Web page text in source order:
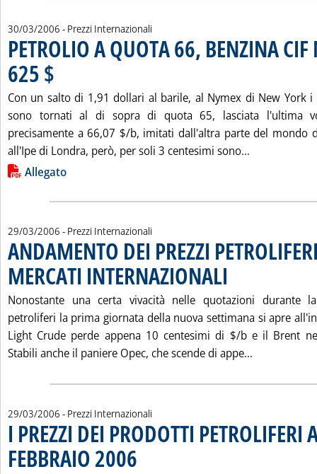
30/03/2006 - Prezzi Internazionali
PETROLIO A QUOTA 66, BENZINA CIF
625 $
Con un salto di 1,91 dollari al barile, al Nymex di New York
sono tornati al di sopra di quota 65, lasciata l'ultima
precisamente a 66,07 $/b, imitati dall'altra parte del mondo
all'Ipe di Londra, però, per soli 3 centesimi sono...
Lista allegati PDF alla notizia
Allegato
29/03/2006 - Prezzi Internazionali
ANDAMENTO DEI PREZZI
MERCATI INTERNAZIONALI
Nonostante una certa vivacità nelle quotazioni durante
petroliferi la prima giornata della nuova settimana si apre
Light Crude perde appena 10 centesimi di $/b e il Brent
Stabili anche il paniere Opec, che scende di appe...
29/03/2006 - Prezzi Internazionali
I PREZZI DEI PRODOTTI PETROLIFERI
FEBBRAIO 2006